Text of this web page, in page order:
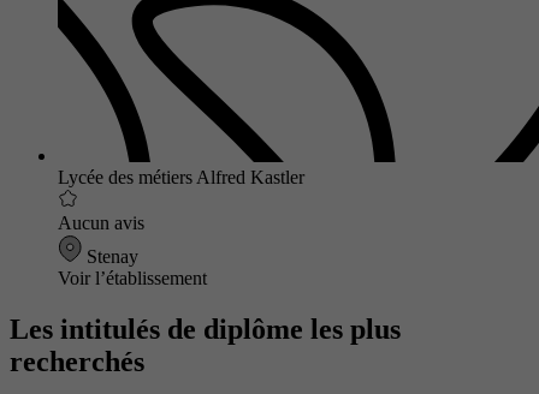
Lycée des métiers Alfred Kastler
Aucun avis
Stenay
Voir l’établissement
Les intitulés de diplôme les plus
recherchés